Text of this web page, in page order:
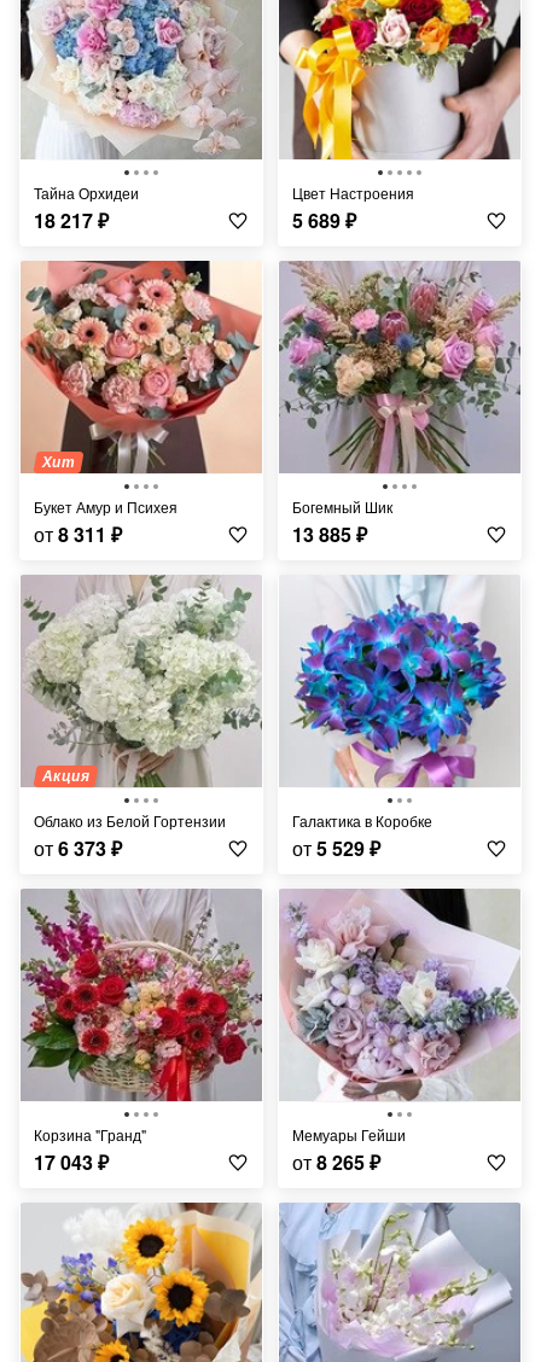
Тайна Орхидеи
18 217₽
Цвет Настроения
5 689₽
Хит
Букет Амур и Психея
от8 311 ₽
Богемный Шик
13 885₽
Акция
Облако из Белой Гортензии
от6 373₽
Галактика в Коробке
от5 529₽
Корзина "Гранд"
17 043₽
Мемуары Гейши
от8 265₽